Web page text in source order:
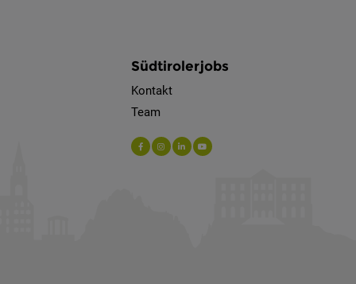
Südtirolerjobs
Kontakt
Team